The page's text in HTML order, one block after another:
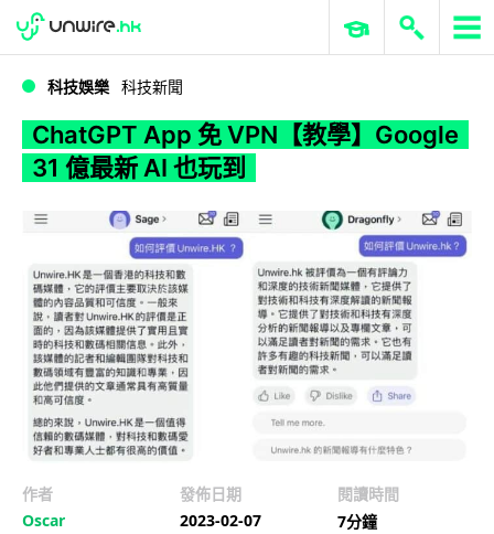
WWDC 2026 ERP 與商業 AI
科技娛樂 科技新聞
ChatGPT App 免 VPN【教學】Google
31 億最新 AI 也玩到
作者
Oscar
發佈日期
2023-02-07
閱讀時間
7分鐘